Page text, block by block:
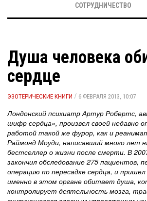
СОТРУДНИЧЕСТВО
Душа человека
сердце
ЭЗОТЕРИЧЕСКИЕ КНИГИ / 6 ФЕВРАЛЯ 2013, 10:07
Лондонский психиатр Артур Робертс,
шифр сердца», произвел своей недавно
работой такой же фурор, как и
Раймонд Моуди, написавший много лет
бестселлер о жизни после смерти. В
закончил обследование 275 пациентов,
операцию по пересадке сердца, и
именно в этом органе обитает душа,
контролирует деятельность мозга,